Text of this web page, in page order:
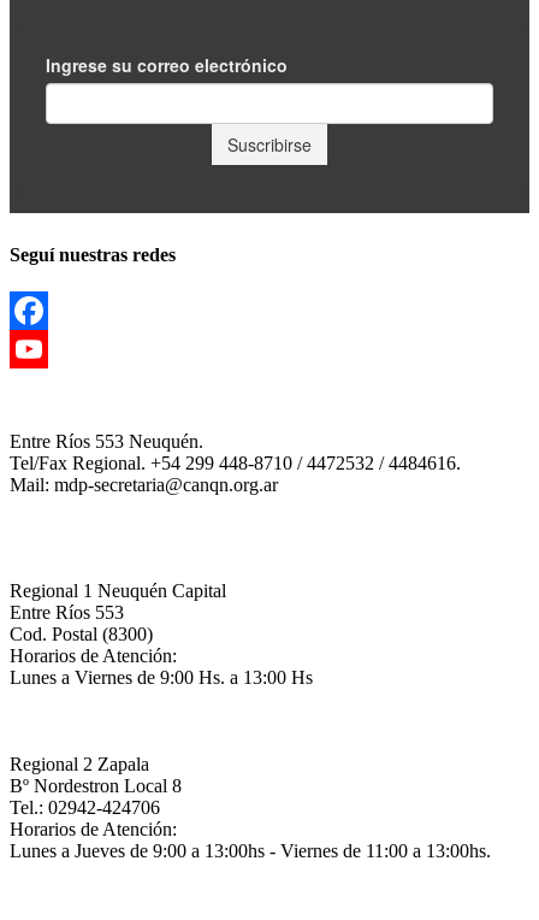
Seguí nuestras redes
Facebook
Entre Ríos 553 Neuquén.
Tel/Fax Regional. +54 299 448-8710 / 4472532 / 4484616.
Mail: mdp-secretaria@canqn.org.ar
Regional 1 Neuquén Capital
Entre Ríos 553
Cod. Postal (8300)
Horarios de Atención:
Lunes a Viernes de 9:00 Hs. a 13:00 Hs
Regional 2 Zapala
Bº Nordestron Local 8
Tel.: 02942-424706
Horarios de Atención:
Lunes a Jueves de 9:00 a 13:00hs - Viernes de 11:00 a 13:00hs.